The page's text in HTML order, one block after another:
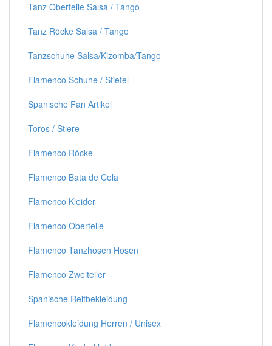
Tanz Oberteile Salsa / Tango
Tanz Röcke Salsa / Tango
Tanzschuhe Salsa/Kizomba/Tango
Flamenco Schuhe / Stiefel
Spanische Fan Artikel
Toros / Stiere
Flamenco Röcke
Flamenco Bata de Cola
Flamenco Kleider
Flamenco Oberteile
Flamenco Tanzhosen Hosen
Flamenco Zweiteiler
Spanische Reitbekleidung
Flamencokleidung Herren / Unisex